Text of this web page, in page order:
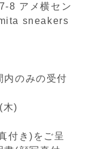
8 アメ横セン
sneakers
のみの受付
木)
付き)をご呈